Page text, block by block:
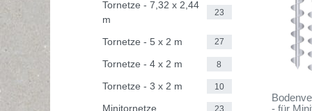
Tornetze - 7,32 x 2,44
m
23
Tornetze - 5 x 2 m 27
Tornetze - 4 x 2 m 8
Tornetze - 3 x 2 m 10
Minitornetze 23
- für